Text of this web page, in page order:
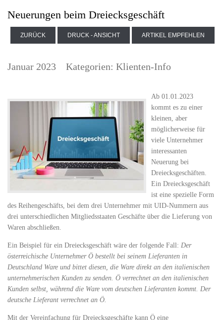
Neuerungen beim Dreiecksgeschäft
ZURÜCK DRUCK - ANSICHT ARTIKEL EMPFEHLEN
Januar 2023 Kategorien: Klienten-Info
Ab 01.01.2023
kommt es zu einer
kleinen, aber
möglicherweise für
viele Unternehmer
interessanten
Neuerung bei
Dreiecksgeschäften.
Ein Dreiecksgeschäft
ist eine spezielle Form
des Reihengeschäfts, bei dem drei Unternehmer mit UID-Nummern aus
drei unterschiedlichen Mitgliedsstaaten Geschäfte über die Lieferung von
Waren abschließen.
Ein Beispiel für ein Dreiecksgeschäft wäre der folgende Fall: Der
österreichische Unternehmer Ö bestellt bei seinem Lieferanten in
Deutschland Ware und bittet diesen, die Ware direkt an den italienischen
unternehmerischen Kunden zu senden. Ö verrechnet an den italienischen
Kunden selbst, während die Ware vom deutschen Lieferanten kommt. Der
deutsche Lieferant verrechnet an Ö.
Mit der Vereinfachung für Dreiecksgeschäfte kann Ö eine